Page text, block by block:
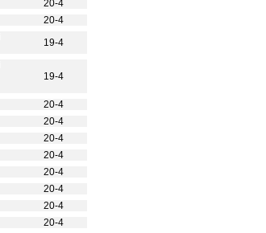
20-4
20-4
19-4
19-4
20-4
20-4
20-4
20-4
20-4
20-4
20-4
20-4